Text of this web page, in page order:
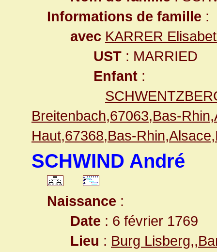
Informations de famille :
avec KARRER
UST : MARRIED
Enfant :
Breitenbach,67063,Bas-
Haut,67368,Bas-
SCHWIND André
Naissance :
Date : 6 février 1769
Lieu : Burg